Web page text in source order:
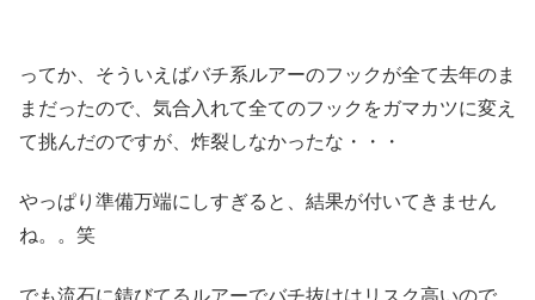
ってか、そういえばバチ系ルアーのフックが全て去年のま
まだったので、気合入れて全てのフックをガマカツに変え
て挑んだのですが、炸裂しなかったな・・・
やっぱり準備万端にしすぎると、結果が付いてきません
ね。。笑
でも流石に錆びてるルアーでバチ抜けはリスク高いので、